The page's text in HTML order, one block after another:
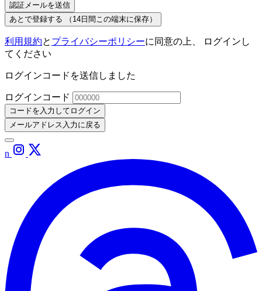
認証メールを送信
あとで登録する
（14日間この端末に保存）
利用規約と プライバシーポリシーに同意の上、 ログインし
てください
ログインコードを送信しました
ログインコード
コードを入力してログイン
メールアドレス入力に戻る
n